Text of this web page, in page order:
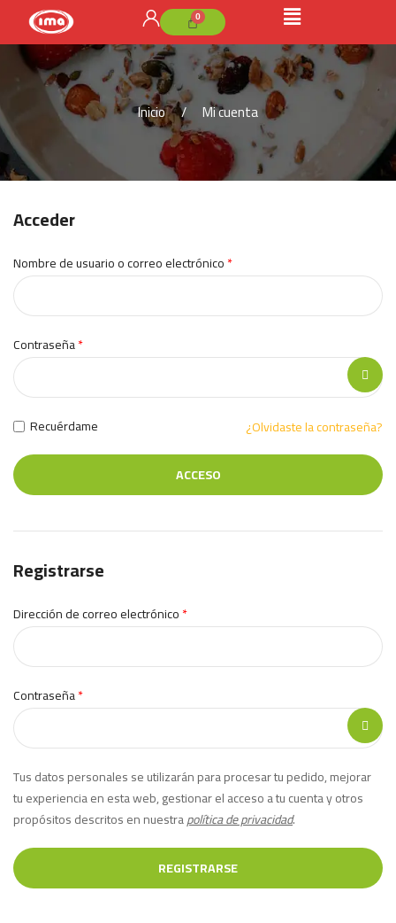
Inicio Mi cuenta
Acceder
Nombre de usuario o correo electrónico*
Contraseña*
Recuérdame
ACCESO
¿Olvidaste la contraseña?
Registrarse
Dirección de correo electrónico*
Contraseña*
Tus datos personales se utilizarán para procesar tu pedido, mejorar
tu experiencia en esta web, gestionar el acceso a tu cuenta y otros
propósitos descritos en nuestrapolítica de privacidad.
REGISTRARSE